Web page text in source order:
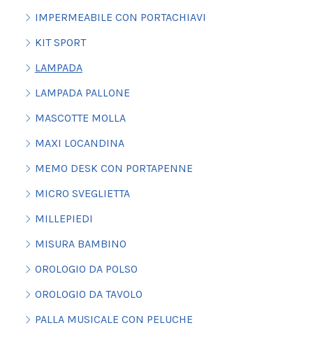
IMPERMEABILE CON PORTACHIAVI
KIT SPORT
LAMPADA
LAMPADA PALLONE
MASCOTTE MOLLA
MAXI LOCANDINA
MEMO DESK CON PORTAPENNE
MICRO SVEGLIETTA
MILLEPIEDI
MISURA BAMBINO
OROLOGIO DA POLSO
OROLOGIO DA TAVOLO
PALLA MUSICALE CON PELUCHE